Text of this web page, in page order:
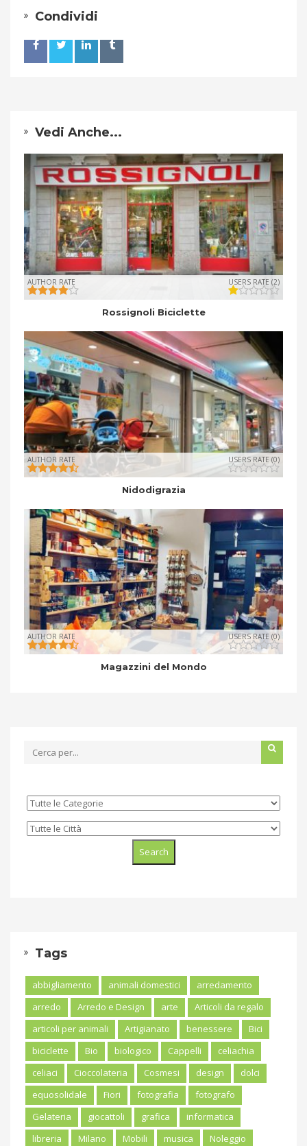
Condividi
Vedi Anche...
AUTHOR RATE USERS RATE (2)
Rossignoli Biciclette
AUTHOR RATE USERS RATE (0)
Nidodigrazia
AUTHOR RATE USERS RATE (0)
Magazzini del Mondo
Tags
abbigliamento animali domestici
arredamento
arredo
Arredo e Design arte
Articoli da regalo
articoli per animali
Artigianato benessere
Bici
biciclette
Bio biologico Cappelli
celiachia
celiaci
Cioccolateria Cosmesi design
dolci
equosolidale
Fiori fotografia
fotografo
Gelateria
giocattoli grafica
informatica
libreria
Milano Mobili musica
Noleggio